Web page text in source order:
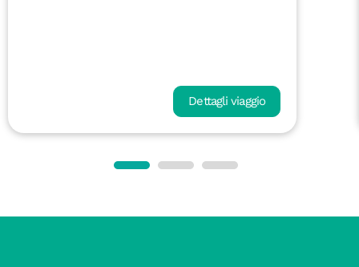
Dettagli viaggio